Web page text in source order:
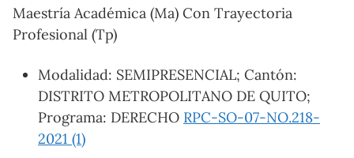
Maestría Académica (Ma) Con Trayectoria
Profesional (Tp)
Modalidad: SEMIPRESENCIAL; Cantón:
DISTRITO METROPOLITANO DE QUITO;
Programa: DERECHO RPC-SO-07-NO.218-
2021 (1)